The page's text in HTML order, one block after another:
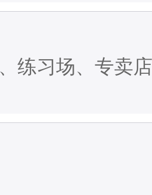
练习场、专卖